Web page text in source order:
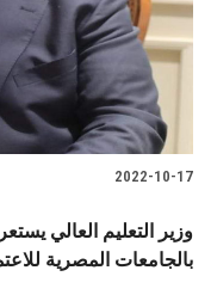
2022-10-17
وزير التعليم العالي
بالجامعات المصرية للاعتماد